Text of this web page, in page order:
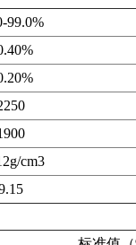
99.0%
cm3